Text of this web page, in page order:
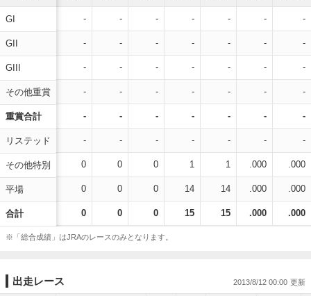
GI
GII
GIII
その他重賞
重賞合計
リステッド
その他特別
平場
合計
- - - - - - -
- - - - - - -
- - - - - - -
- - - - - - -
- - - - - - -
- - - - - - -
0 0 0 1 1 .000 .000
0 0 0 14 14 .000 .000
0 0 0 15 15 .000 .000
※「総合成績」はJRAのレースのみとなります。
出走レース 2013/8/12 00:00